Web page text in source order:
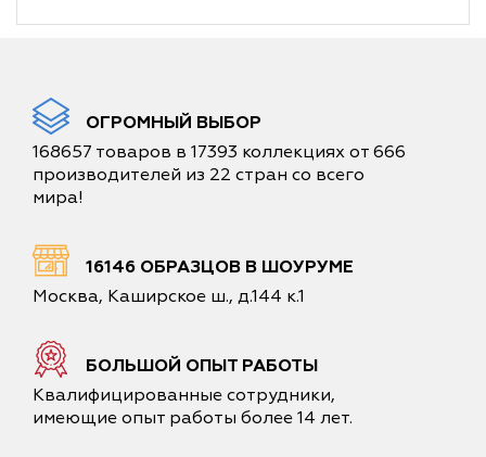
ОГРОМНЫЙ ВЫБОР
168657 товаров в 17393 коллекциях от 666
производителей из 22 стран со всего
мира!
16146 ОБРАЗЦОВ В ШОУРУМЕ
Москва, Каширское ш., д.144 к.1
БОЛЬШОЙ ОПЫТ РАБОТЫ
Квалифицированные сотрудники,
имеющие опыт работы более 14 лет.